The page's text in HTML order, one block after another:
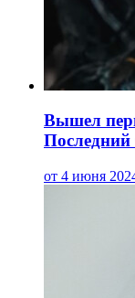
Вышел
Последний
от 4 июня